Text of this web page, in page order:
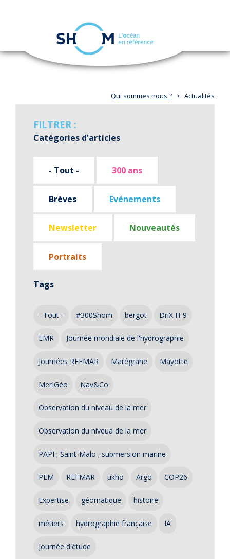
Aller
navigation
Qui sommes nous ? Actualités
FILTRER :
Catégories d'articles
- Tout - 300 ans
Brèves Evénements
Newsletter Nouveautés
Portraits
Tags
- Tout - #300Shom bergot DriX H-9
EMR Journée mondiale de l'hydrographie
Journées REFMAR Marégrahe Mayotte
MerIGéo Nav&Co
Observation du niveau de la mer
Observation du niveua de la mer
PAPI ; Saint-Malo ; submersion marine
PEM REFMAR ukho Argo COP26
Expertise géomatique histoire
métiers hydrographie française IA
journée d'étude